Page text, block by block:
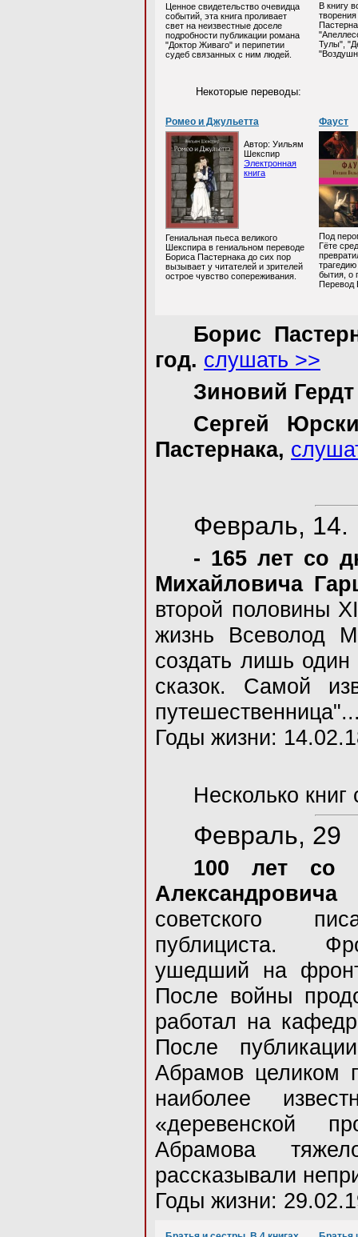
Ценное свидетельство очевидца
событий, эта книга проливает
свет на неизвестные доселе
подробности публикации романа
"Доктор Живаго" и перипетии
судеб связанных с ним людей.
В книгу
Тулы",
Некоторые переводы:
Ромео и Джульетта
Автор: Уильям
Шекспир
Электронная
книга
Гениальная пьеса великого
Шекспира в гениальном переводе
Бориса Пастернака до сих пор
вызывает у читателей и зрителей
острое чувство сопереживания.
Фауст
Под
Гёте
бытия, о
Перевод
Борис
год. слушать >>
Зиновий Гердт
Сергей
Пастернака,
Февраль, 14.
- 165 лет со
Михайловича
второй половины
жизнь Всеволод
создать лишь один
сказок. Самой
Годы жизни:
Несколько
Февраль, 29
100 лет со
советского
публициста.
ушедший на
После войны
работал на
После
Абрамов целиком
наиболее
«деревенской
Абрамова
рассказывали
Годы жизни: